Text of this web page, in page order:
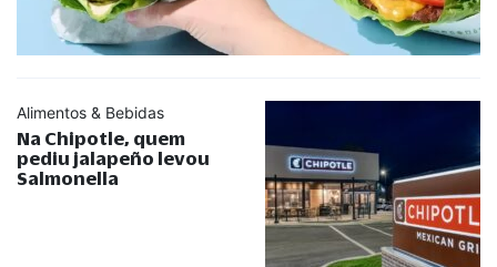
Alimentos & Bebidas
Na Chipotle, quem
pediu jalapeño levou
Salmonella